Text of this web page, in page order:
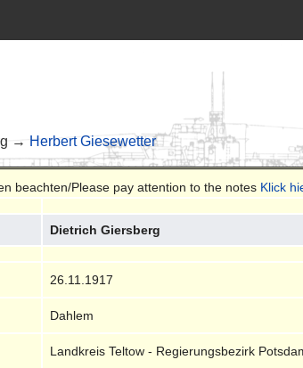
→ Herbert Giesewetter
beachten/Please pay attention to the notes Klick
Dietrich Giersberg
26.11.1917
Dahlem
Landkreis Teltow - Regierungsbezirk